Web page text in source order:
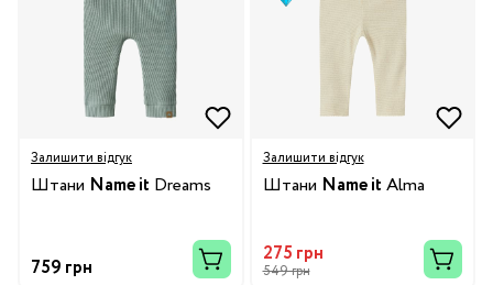
Залишити відгук
Штани Name it Dreams
759 грн
Залишити відгук
Штани Name it Alma
275 грн
549 грн